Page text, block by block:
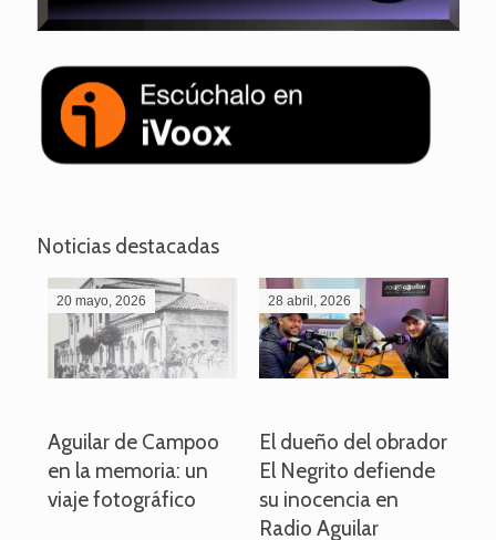
Noticias destacadas
20 mayo, 2026
Aguilar de Campoo
en la memoria: un
viaje fotográfico
28 abril, 2026
El dueño del obrador
El Negrito defiende
su inocencia en
Radio Aguilar